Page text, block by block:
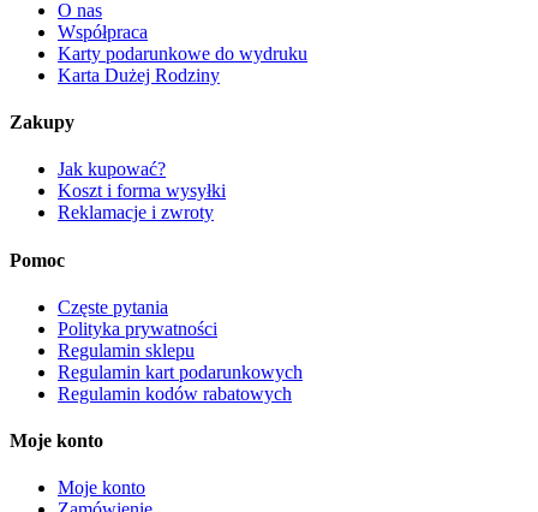
O nas
Współpraca
Karty podarunkowe do wydruku
Karta Dużej Rodziny
Zakupy
Jak kupować?
Koszt i forma wysyłki
Reklamacje i zwroty
Pomoc
Częste pytania
Polityka prywatności
Regulamin sklepu
Regulamin kart podarunkowych
Regulamin kodów rabatowych
Moje konto
Moje konto